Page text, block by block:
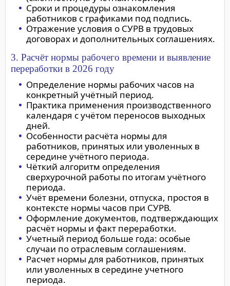
Сроки и процедуры ознакомления
работников с графиками под подпись.
Отражение условия о СУРВ в трудовых
договорах и дополнительных соглашениях.
3. Расчёт нормы рабочего времени и выявление
переработки в 2026 году
Определение нормы рабочих часов на
конкретный учётный период.
Практика применения производственного
календаря с учётом переносов выходных
дней.
Особенности расчёта нормы для
работников, принятых или уволенных в
середине учётного периода.
Чёткий алгоритм определения
сверхурочной работы по итогам учётного
периода.
Учёт времени болезни, отпуска, простоя в
контексте нормы часов при СУРВ.
Оформление документов, подтверждающих
расчёт нормы и факт переработки.
Учетный период больше года: особые
случаи по отраслевым соглашениям.
Расчет нормы для работников, принятых
или уволенных в середине учетного
периода.